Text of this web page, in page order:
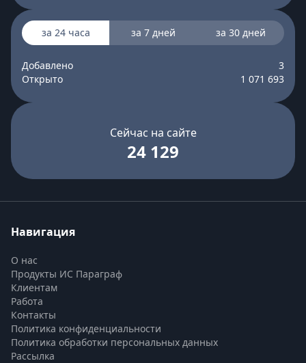
за 24 часа за 7 дней за 30 дней
Добавлено
3
Открыто
1 071 693
Сейчас на сайте
24 129
Навигация
О нас
Продукты ИС Параграф
Клиентам
Работа
Контакты
Политика конфиденциальности
Политика обработки персональных данных
Рассылка